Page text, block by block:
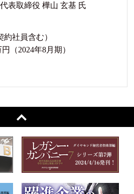
表取締役 樺山 玄基 氏
社員含む）
（2024年8月期）